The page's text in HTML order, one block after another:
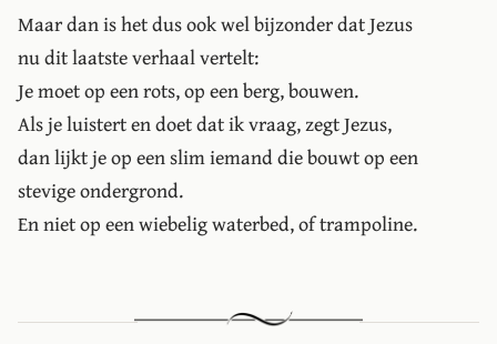
Maar dan is het dus ook wel bijzonder dat Jezus
nu dit laatste verhaal vertelt:
Je moet op een rots, op een berg, bouwen.
Als je luistert en doet dat ik vraag, zegt Jezus,
dan lijkt je op een slim iemand die bouwt op een
stevige ondergrond.
En niet op een wiebelig waterbed, of trampoline.